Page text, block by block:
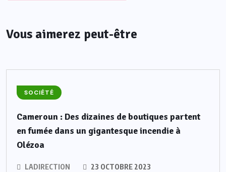
Vous aimerez peut-être
SOCIÉTÉ
Cameroun : Des dizaines de boutiques partent
en fumée dans un gigantesque incendie à
Olézoa
LADIRECTION 23 OCTOBRE 2023